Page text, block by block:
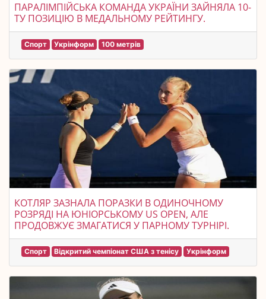
ПАРАЛІМПІЙСЬКА КОМАНДА УКРАЇНИ ЗАЙНЯЛА 10-
ТУ ПОЗИЦІЮ В МЕДАЛЬНОМУ РЕЙТИНГУ.
Спорт Укрінформ 100 метрів
КОТЛЯР ЗАЗНАЛА ПОРАЗКИ В ОДИНОЧНОМУ
РОЗРЯДІ НА ЮНІОРСЬКОМУ US OPEN, АЛЕ
ПРОДОВЖУЄ ЗМАГАТИСЯ У ПАРНОМУ ТУРНІРІ.
Спорт Відкритий чемпіонат США з тенісу Укрінформ